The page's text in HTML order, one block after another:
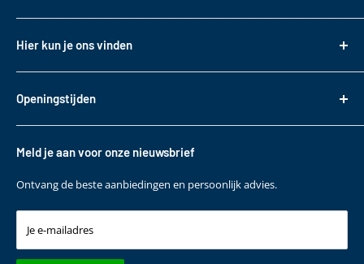
Fietsendragers
Reistassen
Daktransport voor bedrijfswagens
Over ons
Bezorgen & Afhalen
Retourneren
Garantie
Hier kun je ons vinden
Tasveld 14
3417XS Montfoort
+31 (0)348 220 138
Eklantenservice@bepakt.nl
Openingstijden
Maandag t/m. vrijdag
10:00 - 17:00
Meld je aan voor onze nieuwsbrief
Ontvang de beste aanbiedingen en persoonlijk advies.
Je e-mailadres